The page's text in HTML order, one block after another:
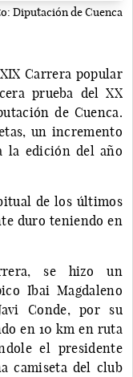
Diputación de Cuenca
Carrera popular
prueba del XX
de Cuenca.
un incremento
la edición del año
de los últimos
duro teniendo en
se hizo un
Ibai Magdaleno
Conde, por su
en 10 km en ruta
el presidente
camiseta del club